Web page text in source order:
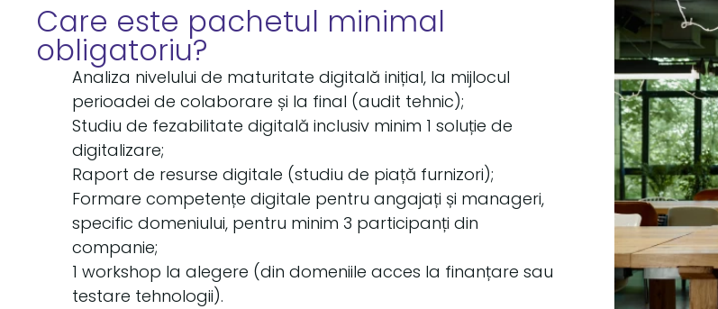
Care este pachetul minimal
obligatoriu?
Analiza nivelului de maturitate digitală inițial, la mijlocul
perioadei de colaborare și la final (audit tehnic);
Studiu de fezabilitate digitală inclusiv minim 1 soluție de
digitalizare;
Raport de resurse digitale (studiu de piață furnizori);
Formare competențe digitale pentru angajați și manageri,
specific domeniului, pentru minim 3 participanți din
companie;
1 workshop la alegere (din domeniile acces la finanțare sau
testare tehnologii).